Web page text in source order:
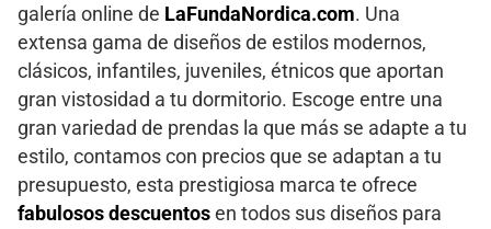
galería online de LaFundaNordica.com. Una
extensa gama de diseños de estilos modernos,
clásicos, infantiles, juveniles, étnicos que aportan
gran vistosidad a tu dormitorio. Escoge entre una
gran variedad de prendas la que más se adapte a tu
estilo, contamos con precios que se adaptan a tu
presupuesto, esta prestigiosa marca te ofrece
fabulosos descuentos en todos sus diseños para